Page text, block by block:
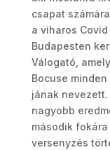
csapat
a viharos
Budapesten
Válogató,
Bocuse minden
jának
nagyobb
második
versenyzés